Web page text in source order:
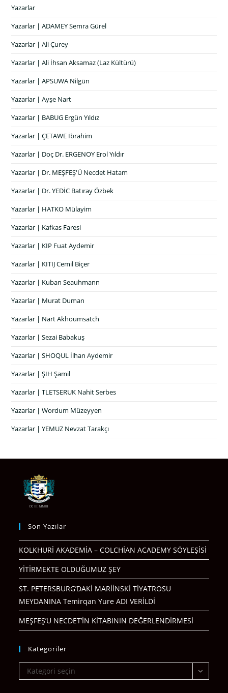
Yazarlar
Yazarlar | ADAMEY Semra Gürel
Yazarlar | Ali Çurey
Yazarlar | Ali İhsan Aksamaz (Laz Kültürü)
Yazarlar | APSUWA Nilgün
Yazarlar | Ayşe Nart
Yazarlar | BABUG Ergün Yıldız
Yazarlar | ÇETAWE İbrahim
Yazarlar | Doç Dr. ERGENOY Erol Yıldır
Yazarlar | Dr. MEŞFEŞ'Ü Necdet Hatam
Yazarlar | Dr. YEDİC Batıray Özbek
Yazarlar | HATKO Mülayim
Yazarlar | Kafkas Faresi
Yazarlar | KIP Fuat Aydemir
Yazarlar | KITIJ Cemil Biçer
Yazarlar | Kuban Seauhmann
Yazarlar | Murat Duman
Yazarlar | Nart Akhoumsatch
Yazarlar | Sezai Babakuş
Yazarlar | SHOQUL İlhan Aydemir
Yazarlar | ŞIH Şamil
Yazarlar | TLETSERUK Nahit Serbes
Yazarlar | Wordum Müzeyyen
Yazarlar | YEMUZ Nevzat Tarakçı
Son Yazılar
KOLKHURİ AKADEMİA – COLCHİAN ACADEMY SÖYLEŞİSİ
YİTİRMEKTE OLDUĞUMUZ ŞEY
ST. PETERSBURG’DAKİ MARİİNSKİ TİYATROSU
MEYDANINA Temirqan Yure ADI VERİLDİ
MEŞFEŞ’U NECDET’İN KİTABININ DEĞERLENDİRMESİ
Kategoriler
Kategoriler
Kategori seçin